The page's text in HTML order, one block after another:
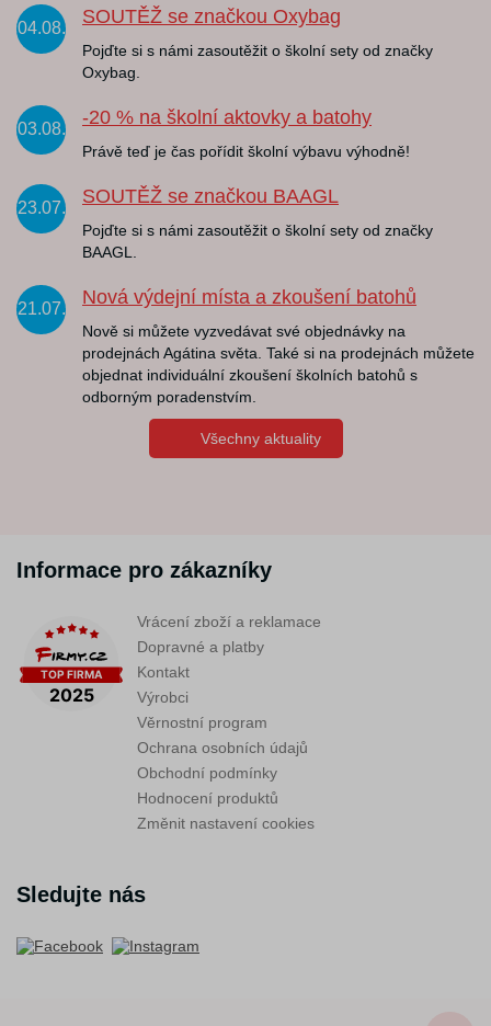
04.08.
SOUTĚŽ se značkou Oxybag
Pojďte si s námi zasoutěžit o školní sety od značky
Oxybag.
03.08.
-20 % na školní aktovky a batohy
Právě teď je čas pořídit školní výbavu výhodně!
23.07.
SOUTĚŽ se značkou BAAGL
Pojďte si s námi zasoutěžit o školní sety od značky
BAAGL.
21.07.
Nová výdejní místa a zkoušení batohů
Nově si můžete vyzvedávat své objednávky na
prodejnách Agátina světa. Také si na prodejnách můžete
objednat individuální zkoušení školních batohů s
odborným poradenstvím.
Všechny aktuality
Informace pro zákazníky
Vrácení zboží a reklamace
Dopravné a platby
Kontakt
Výrobci
Věrnostní program
Ochrana osobních údajů
Obchodní podmínky
Hodnocení produktů
Změnit nastavení cookies
Sledujte nás